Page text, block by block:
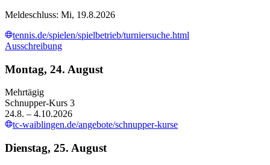
Meldeschluss: Mi, 19.8.2026
tennis.de/spielen/spielbetrieb/turniersuche.html
Ausschreibung
Montag, 24. August
Mehrtägig
Schnupper-Kurs 3
24.8. – 4.10.2026
tc-waiblingen.de/angebote/schnupper-kurse
Dienstag, 25. August